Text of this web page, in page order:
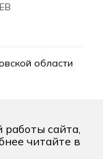
области
сайта,
читайте в